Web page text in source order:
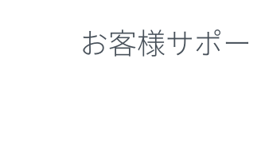
お客様サポー